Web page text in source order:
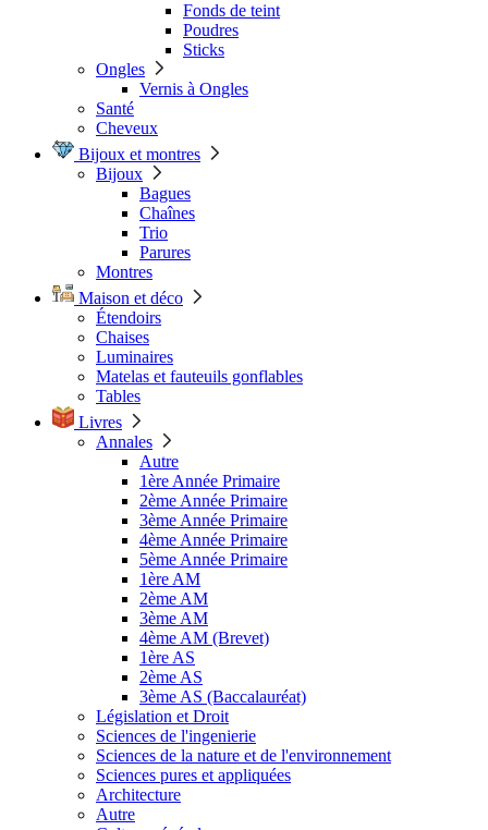
Fonds de teint
Poudres
Sticks
Ongles
Vernis à Ongles
Santé
Cheveux
Bijoux et montres
Bijoux
Bagues
Chaînes
Trio
Parures
Montres
Maison et déco
Étendoirs
Chaises
Luminaires
Matelas et fauteuils gonflables
Tables
Livres
Annales
Autre
1ère Année Primaire
2ème Année Primaire
3ème Année Primaire
4ème Année Primaire
5ème Année Primaire
1ère AM
2ème AM
3ème AM
4ème AM (Brevet)
1ère AS
2ème AS
3ème AS (Baccalauréat)
Législation et Droit
Sciences de l'ingenierie
Sciences de la nature et de l'environnement
Sciences pures et appliquées
Architecture
Autre